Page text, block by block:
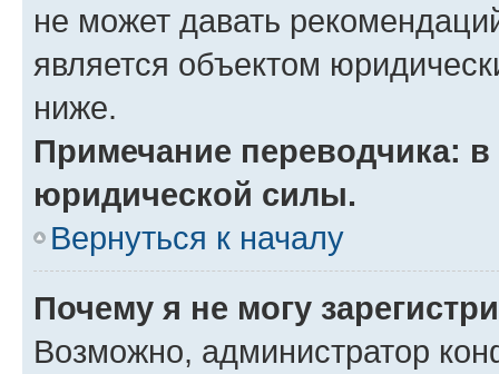
не может давать
является объектом
ниже.
Примечание переводчика:
юридической силы.
Вернуться к началу
Почему я не могу
Возможно, администратор